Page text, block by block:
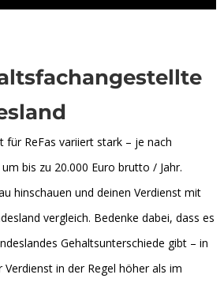
für ReFas variiert stark – je nach
bis zu 20.000 Euro brutto / Jahr.
hinschauen und deinen Verdienst mit
vergleich. Bedenke dabei, dass es
Gehaltsunterschiede gibt – in
in der Regel höher als im